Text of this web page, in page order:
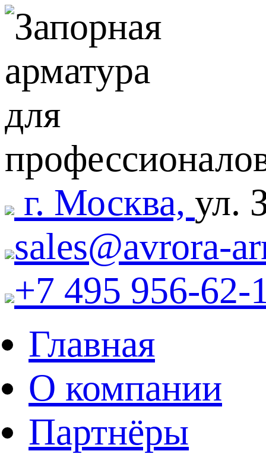
г. Москва, ул.
sales@avrora-
+7 495 956-62-
Главная
О компании
Партнёры